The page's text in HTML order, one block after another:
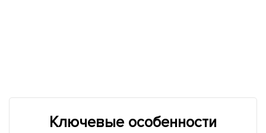
Ключевые особенности